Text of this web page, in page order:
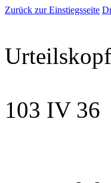
Zurück zur Einstiegsseite
Urteilskopf
103 IV 36